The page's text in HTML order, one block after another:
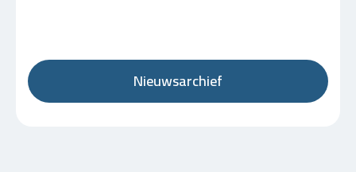
Nieuwsarchief